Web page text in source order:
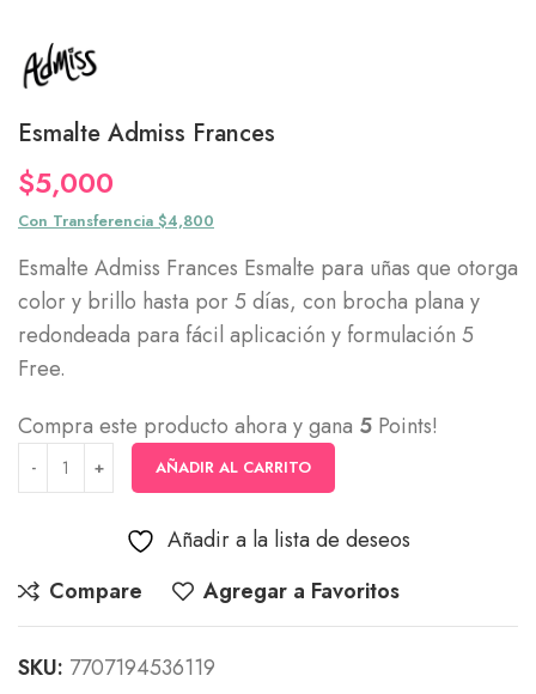
Esmalte Admiss Frances
$5,000
Con Transferencia $4,800
Esmalte Admiss Frances Esmalte para uñas que otorga
color y brillo hasta por 5 días, con brocha plana y
redondeada para fácil aplicación y formulación 5
Free.
Compra este producto ahora y gana 5 Points!
AÑADIR AL CARRITO
Añadir a la lista de deseos
Compare
Agregar a Favoritos
SKU: 7707194536119